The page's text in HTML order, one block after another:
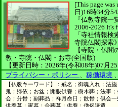
[This page
日)16時34分
『仏教寺院一
2006-2026 It's
「寺社情報検
寺院仏閣探索》
【寺院・仏閣
教・寺院・仏閣・お寺(全国版)
【更新日時：2026年(令和08年)07月
プライバシー・ポリシー 、 稼働環境 、
【仏教キーワード】：戒名；御魂入れ；法
鬼；帰依；お盆；開眼供養；樹木葬；法事
会；分骨；副葬品；祥月命日；散骨；倶会
供養墓；家墓；合葬墓；供養；僧侶派遣